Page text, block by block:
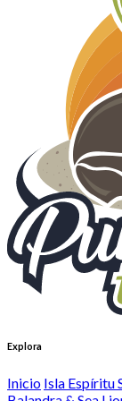
Explora
Inicio Isla Espíritu